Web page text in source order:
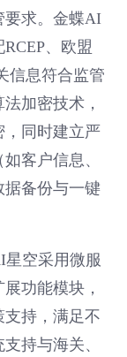
要求。金蝶AI
、欧盟
信息符合监管
加密技术，
，同时建立严
客户信息、
据备份与一键
空采用微服
功能模块，
持，满足不
持与海关、